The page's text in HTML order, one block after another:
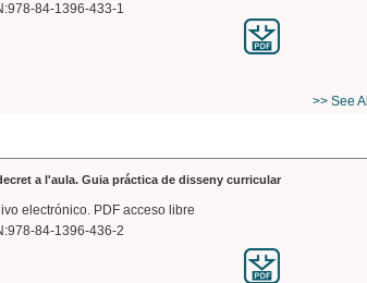
84-1396-433-1
>> See All
a l'aula. Guia práctica de disseny curricular
electrónico. PDF acceso libre
84-1396-436-2